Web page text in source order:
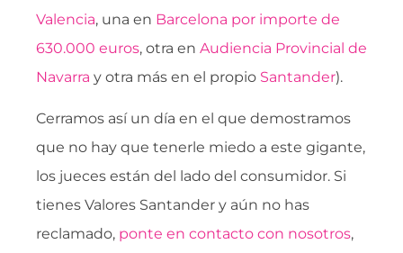
Valencia, una en Barcelona por importe de
630.000 euros, otra en Audiencia Provincial de
Navarra y otra más en el propio Santander).
Cerramos así un día en el que demostramos
que no hay que tenerle miedo a este gigante,
los jueces están del lado del consumidor. Si
tienes Valores Santander y aún no has
reclamado, ponte en contacto con nosotros,